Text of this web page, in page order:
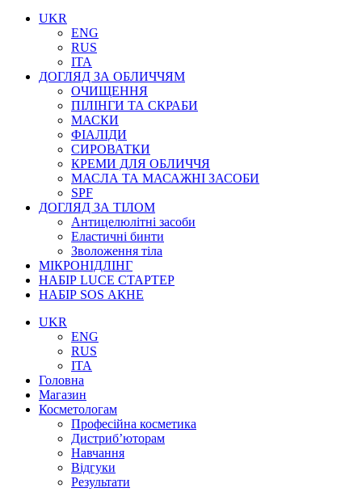
UKR
ENG
RUS
ITA
ДОГЛЯД ЗА ОБЛИЧЧЯМ
ОЧИЩЕННЯ
ПІЛІНГИ ТА СКРАБИ
МАСКИ
ФІАЛІДИ
СИРОВАТКИ
КРЕМИ ДЛЯ ОБЛИЧЧЯ
МАСЛА ТА МАСАЖНІ ЗАСОБИ
SPF
ДОГЛЯД ЗА ТІЛОМ
Антицелюлітні засоби
Еластичні бинти
Зволоження тіла
МІКРОНІДЛІНГ
НАБІР LUCE СТАРТЕР
НАБІР SOS АКНЕ
UKR
ENG
RUS
ITA
Головна
Магазин
Косметологам
Професійна косметика
Дистриб’юторам
Навчання
Відгуки
Результати